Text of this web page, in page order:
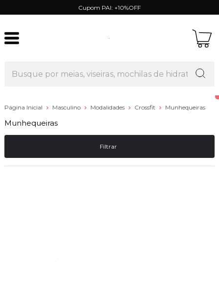
Cupom PAI: +10%OFF
Página Inicial Masculino Modalidades Crossfit Munhequeiras
Munhequeiras
Filtrar